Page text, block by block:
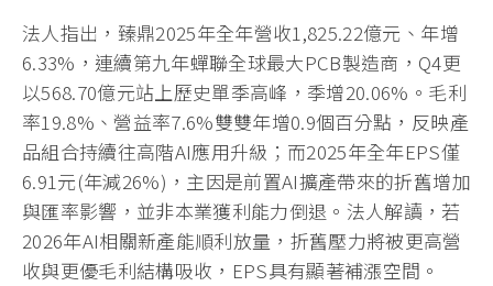
法人指出，臻鼎2025年全年營收1,825.22億元、年增
6.33%，連續第九年蟬聯全球最大PCB製造商，Q4更
以568.70億元站上歷史單季高峰，季增20.06%。毛利
率19.8%、營益率7.6%雙雙年增0.9個百分點，反映產
品組合持續往高階AI應用升級；而2025年全年EPS僅
6.91元(年減26%)，主因是前置AI擴產帶來的折舊增加
與匯率影響，並非本業獲利能力倒退。法人解讀，若
2026年AI相關新產能順利放量，折舊壓力將被更高營
收與更優毛利結構吸收，EPS具有顯著補漲空間。